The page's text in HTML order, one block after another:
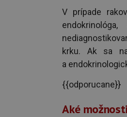
V prípade
krku. Ak sa
a
{{odporucane}}
Aké